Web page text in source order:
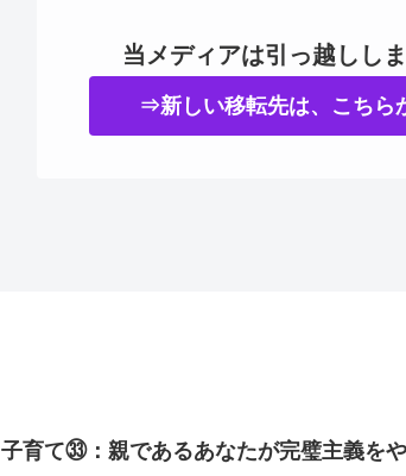
当メディアは引っ越しし
⇒新しい移転先は、こちら
子育て㉝：親であるあなたが完璧主義を